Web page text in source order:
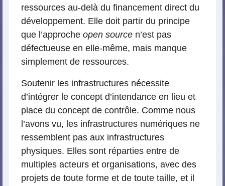
ressources au-delà du financement direct du
développement. Elle doit partir du principe
que l’approche open source n’est pas
défectueuse en elle-même, mais manque
simplement de ressources.
Soutenir les infrastructures nécessite
d’intégrer le concept d’intendance en lieu et
place du concept de contrôle. Comme nous
l’avons vu, les infrastructures numériques ne
ressemblent pas aux infrastructures
physiques. Elles sont réparties entre de
multiples acteurs et organisations, avec des
projets de toute forme et de toute taille, et il